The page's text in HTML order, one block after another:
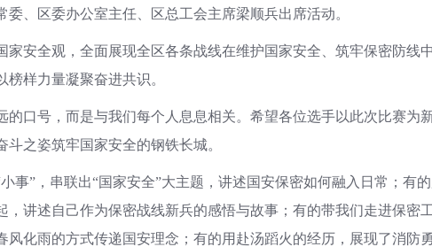
区委办公室主任、区总工会主席梁顺兵出席活动。
全观，全面展现全区各条战线在维护国家安全、筑牢保密防线
样力量凝聚奋进共识。
号，而是与我们每个人息息相关。希望各位选手以此次比赛为
之姿筑牢国家安全的钢铁长城。
”，串联出“国家安全”大主题，讲述国安保密如何融入日常；有
讲述自己作为保密战线新兵的感悟与故事；有的带我们走进保密
化雨的方式传递国安理念；有的用赴汤蹈火的经历，展现了消防